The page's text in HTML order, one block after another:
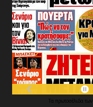
Τα πρωτοσέλιδα των